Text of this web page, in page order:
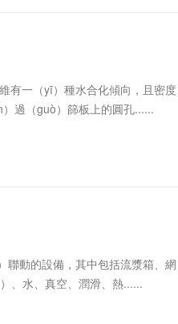
（yī）種水合化傾向，且密度
過（guò）篩板上的圓孔......
動的設備，其中包括流漿箱、
、水、真空、潤滑、熱......